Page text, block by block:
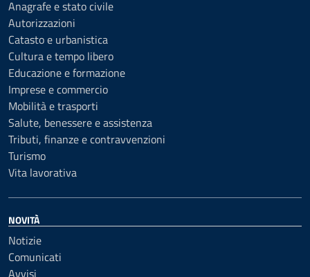
Anagrafe e stato civile
Autorizzazioni
Catasto e urbanistica
Cultura e tempo libero
Educazione e formazione
Imprese e commercio
Mobilità e trasporti
Salute, benessere e assistenza
Tributi, finanze e contravvenzioni
Turismo
Vita lavorativa
NOVITÀ
Notizie
Comunicati
Avvisi